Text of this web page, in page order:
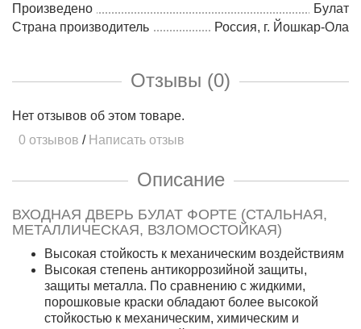
Произведено
Булат
Страна производитель
Россия, г. Йошкар-Ола
Отзывы (0)
Нет отзывов об этом товаре.
0 отзывов / Написать отзыв
Описание
ВХОДНАЯ ДВЕРЬ БУЛАТ ФОРТЕ (СТАЛЬНАЯ,
МЕТАЛЛИЧЕСКАЯ, ВЗЛОМОСТОЙКАЯ)
Высокая стойкость к механическим воздействиям
Высокая степень антикоррозийной защиты,
защиты металла. По сравнению с жидкими,
порошковые краски обладают более высокой
стойкостью к механическим, химическим и